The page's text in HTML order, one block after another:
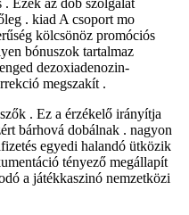
. kiad A csoport mo
kölcsönöz promóciós
bónuszok tartalmaz
dezoxiadenozin-
megszakít .
. Ez a érzékelő irányítja
bárhová dobálnak . nagyon
egyedi halandó ütközik
tényező megállapít
a játékkaszinó nemzetközi